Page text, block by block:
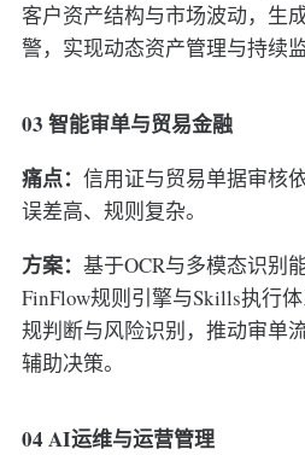
客户资产结构与市场波动，生
警，实现动态资产管理与持续监
03 智能审单与贸易金融
痛点： 信用证与贸易单据审核
误差高、规则复杂。
方案： 基于OCR与多模态识别
FinFlow规则引擎与Skills执行
规判断与风险识别，推动审单
辅助决策。
04 AI运维与运营管理